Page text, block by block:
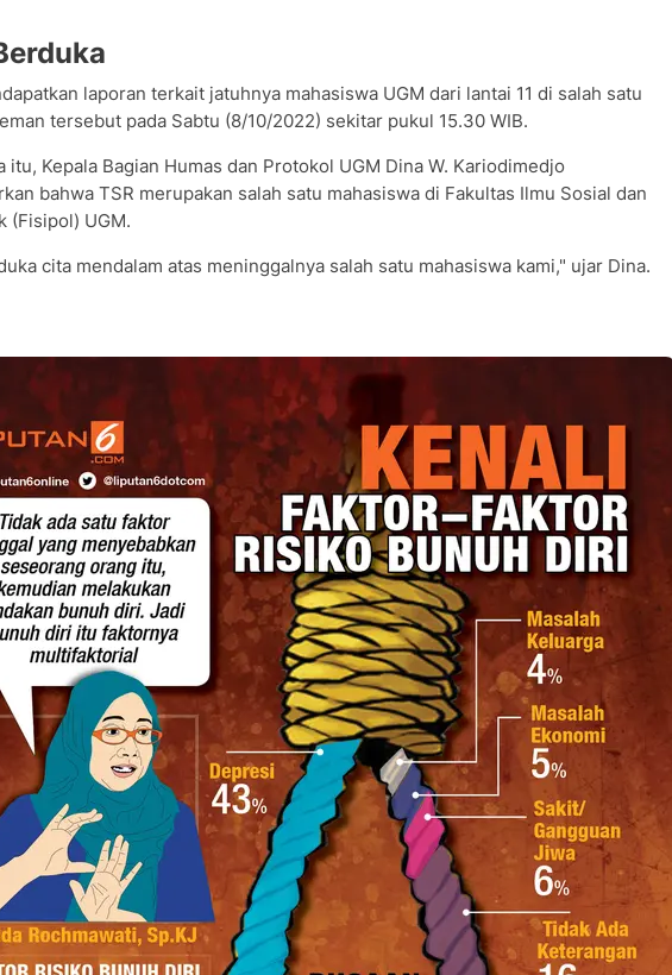
laporan terkait jatuhnya mahasiswa UGM dari lantai 11 di salah satu
tersebut pada Sabtu (8/10/2022) sekitar pukul 15.30 WIB.
itu, Kepala Bagian Humas dan Protokol UGM Dina W. Kariodimedjo
bahwa TSR merupakan salah satu mahasiswa di Fakultas Ilmu Sosial dan
(Fisipol) UGM.
cita mendalam atas meninggalnya salah satu mahasiswa kami," ujar Dina.